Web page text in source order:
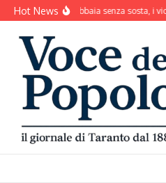
Salta al contenuto
Hot NewsIl cane abbaia senza sosta, i